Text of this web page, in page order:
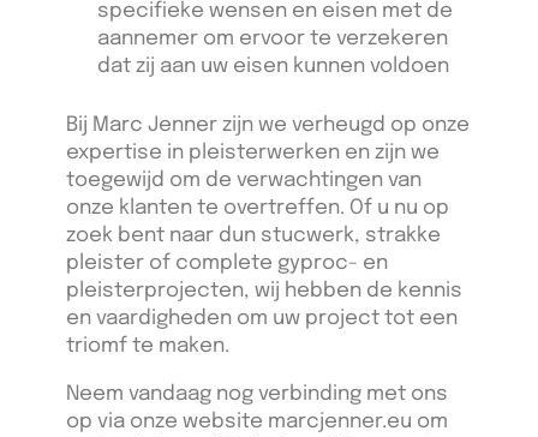
specifieke wensen en eisen met de
aannemer om ervoor te verzekeren
dat zij aan uw eisen kunnen voldoen
Bij Marc Jenner zijn we verheugd op onze
expertise in pleisterwerken en zijn we
toegewijd om de verwachtingen van
onze klanten te overtreffen. Of u nu op
zoek bent naar dun stucwerk, strakke
pleister of complete gyproc- en
pleisterprojecten, wij hebben de kennis
en vaardigheden om uw project tot een
triomf te maken.
Neem vandaag nog verbinding met ons
op via onze website marcjenner.eu om